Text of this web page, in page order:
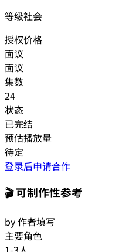
等级社会
授权价格
面议
面议
集数
24
状态
已完结
预估播放量
待定
登录后申请合作
🎬 可制作性参考
by 作者填写
主要角色